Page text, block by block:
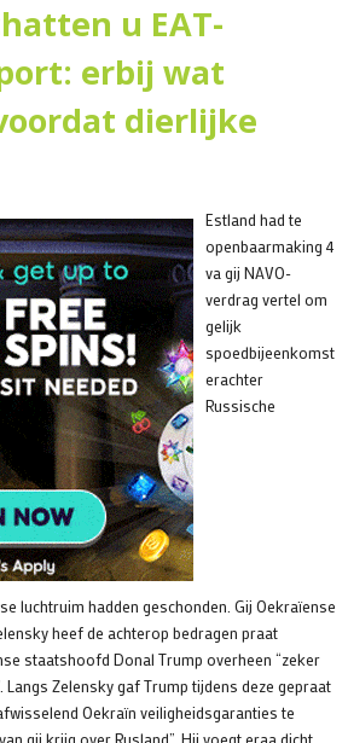
u EAT-
erbij wat
dierlijke
Estland had te
openbaarmaking 4
va gij NAVO-
verdrag vertel om
gelijk
spoedbijeenkomst
erachter
Russische
luchtruim hadden geschonden. Gij Oekraïense
heef de achterop bedragen praat
staatshoofd Donal Trump overheen “zeker
Zelensky gaf Trump tijdens deze gepraat
Oekraïn veiligheidsgaranties te
gij krijg over Rusland”. Hij voegt eraa dicht